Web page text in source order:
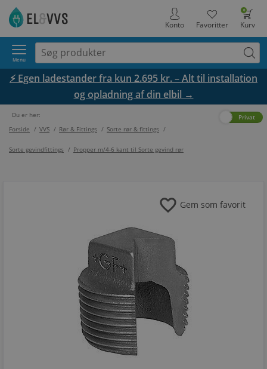
0
Kurv
Favoritter
Konto
Menu
⚡ Egen ladestander fra kun 2.695 kr. – Alt til installation
og opladning af din elbil →
Du er her:
Forside / VVS / Rør & Fittings / Sorte rør & fittings /
Sorte gevindfittings / Propper m/4-6 kant til Sorte gevind rør
Privat
favorite Gem som favorit